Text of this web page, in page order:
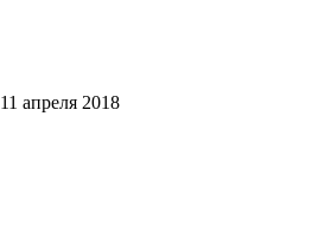
11 апреля 2018